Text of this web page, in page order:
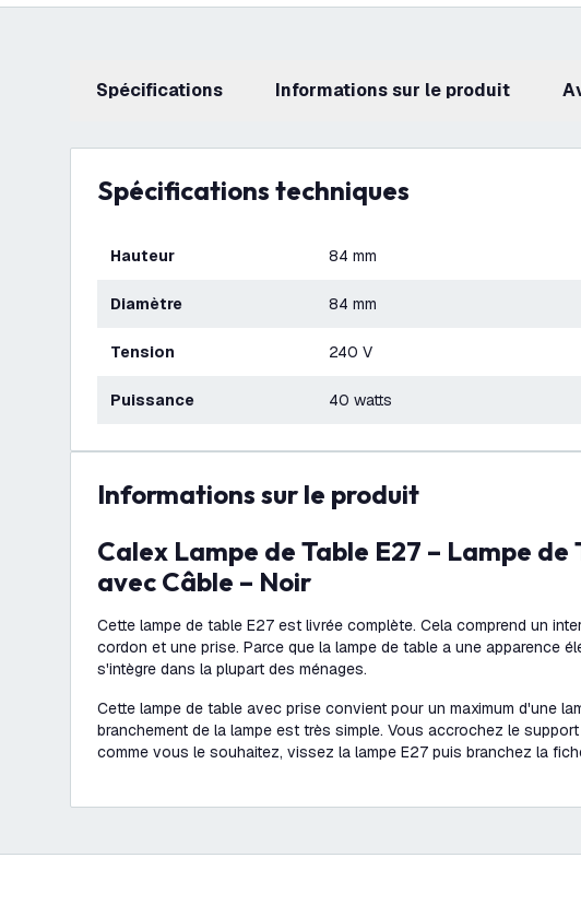
Spécifications Informations sur le produit
Spécifications techniques
Hauteur 84 mm
Diamètre 84 mm
Tension 240 V
Puissance 40 watts
Informations sur le produit
Calex Lampe de Table E27 – Lampe de Table
avec Câble – Noir
Cette lampe de table E27 est livrée complète. Cela comprend un
cordon et une prise. Parce que la lampe de table a une apparence
s'intègre dans la plupart des ménages.
Cette lampe de table avec prise convient pour un maximum d'une
branchement de la lampe est très simple. Vous accrochez le
comme vous le souhaitez, vissez la lampe E27 puis branchez la